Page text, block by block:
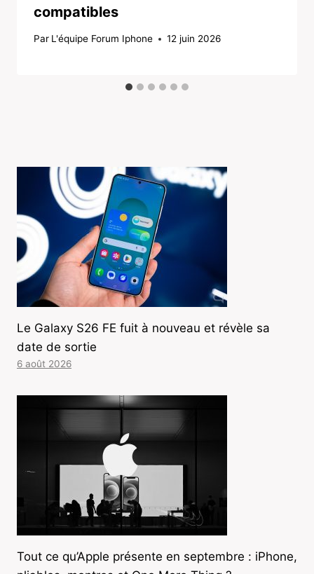
compatibles
Par L'équipe Forum Iphone 12 juin 2026
Le Galaxy S26 FE fuit à nouveau et révèle sa
date de sortie
6 août 2026
Tout ce qu’Apple présente en septembre : iPhone,